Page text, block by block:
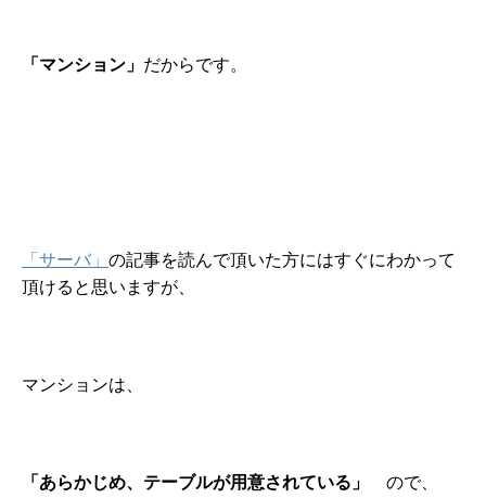
「マンション」 だからです。
「サーバ」 の記事を読んで頂いた方にはすぐにわかって
頂けると思いますが、
マンションは、
「あらかじめ、テーブルが用意されている」 ので、